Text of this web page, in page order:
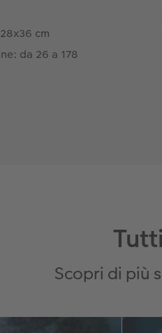
cm
da 26 a 178
Scopri di più